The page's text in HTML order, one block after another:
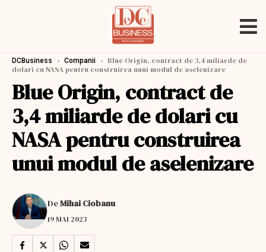
DCBusiness › Companii › Blue Origin, contract de 3,4 miliarde de
dolari cu NASA pentru construirea unui modul de aselenizare
Blue Origin, contract de
3,4 miliarde de dolari cu
NASA pentru construirea
unui modul de aselenizare
DeMihai Ciobanu
19 MAI 2023